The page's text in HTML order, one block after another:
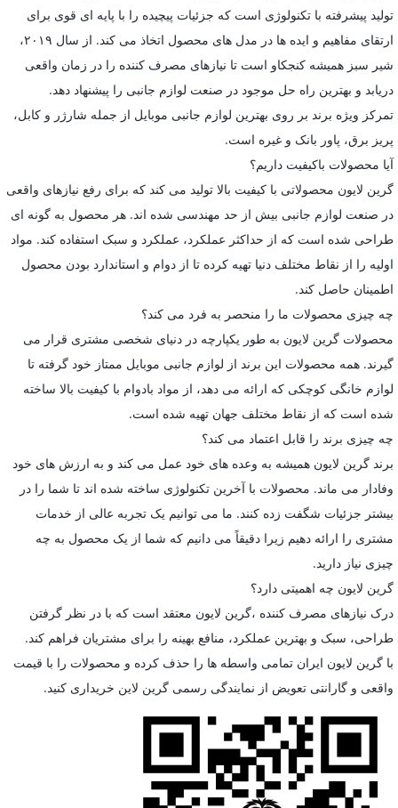
تولید پیشرفته با تکنولوژی است که جزئیات پیچیده را با پایه ای قوی برای
ارتقای مفاهیم و ایده ها در مدل های محصول اتخاذ می کند. از سال ۲۰۱۹،
شیر سبز همیشه کنجکاو است تا نیازهای مصرف کننده را در زمان واقعی
دریابد و بهترین راه حل موجود در صنعت لوازم جانبی را پیشنهاد دهد.
تمرکز ویژه برند بر روی بهترین لوازم جانبی موبایل از جمله شارژر و کابل،
پریز برق، پاور بانک و غیره است.
آیا محصولات باکیفیت داریم؟
گرین لایون محصولاتی با کیفیت بالا تولید می کند که برای رفع نیازهای واقعی
در صنعت لوازم جانبی بیش از حد مهندسی شده اند. هر محصول به گونه ای
طراحی شده است که از حداکثر عملکرد، عملکرد و سبک استفاده کند. مواد
اولیه را از نقاط مختلف دنیا تهیه کرده تا از دوام و استاندارد بودن محصول
اطمینان حاصل کند.
چه چیزی محصولات ما را منحصر به فرد می کند؟
محصولات گرین لایون به طور یکپارچه در دنیای شخصی مشتری قرار می
گیرند. همه محصولات این برند از لوازم جانبی موبایل ممتاز خود گرفته تا
لوازم خانگی کوچکی که ارائه می دهد، از مواد بادوام با کیفیت بالا ساخته
شده است که از نقاط مختلف جهان تهیه شده است.
چه چیزی برند را قابل اعتماد می کند؟
برند گرین لایون همیشه به وعده های خود عمل می کند و به ارزش های خود
وفادار می ماند. محصولات با آخرین تکنولوژی ساخته شده اند تا شما را در
بیشتر جزئیات شگفت زده کنند. ما می توانیم یک تجربه عالی از خدمات
مشتری را ارائه دهیم زیرا دقیقاً می دانیم که شما از یک محصول به چه
چیزی نیاز دارید.
گرین لایون چه اهمیتی دارد؟
درک نیازهای مصرف کننده ،گرین لایون معتقد است که با در نظر گرفتن
طراحی، سبک و بهترین عملکرد، منافع بهینه را برای مشتریان فراهم کند.
با گرین لایون ایران تمامی واسطه ها را حذف کرده و محصولات را با قیمت
واقعی و گارانتی تعویض از نمایندگی رسمی گرین لاین خریداری کنید.